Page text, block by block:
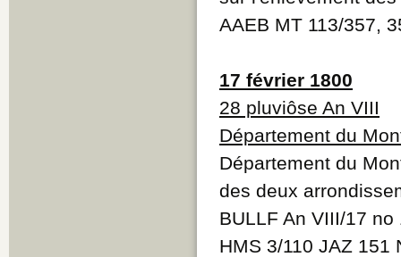
AAEB MT 113/357,
17 février 1800
28 pluviôse An VIII
Département du
Département du
des deux
BULLF An VIII/17 no
HMS 3/110 JAZ 151